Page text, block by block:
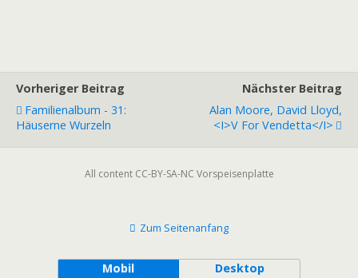
Vorheriger Beitrag
Familienalbum - 31:
Häuserne Wurzeln
Nächster Beitrag
Alan Moore, David Lloyd,
<i>V For Vendetta</i>
All content CC-BY-SA-NC Vorspeisenplatte
Zum Seitenanfang
Mobil Desktop